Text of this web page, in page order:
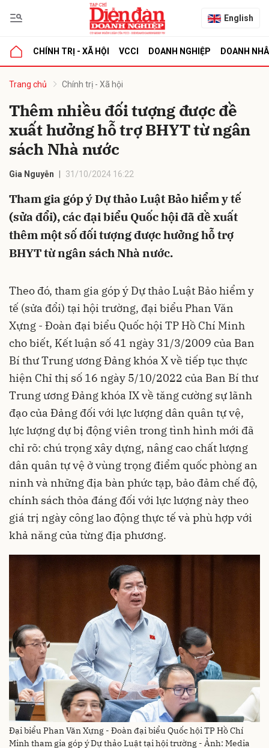
English
CHÍNH TRỊ - XÃ HỘI VCCI DOANH NGHIỆP DOANH
Trang chủ Chính trị - Xã hội
Thêm nhiều đối tượng được đề
xuất hưởng hỗ trợ BHYT từ ngân
sách Nhà nước
Gia Nguyễn 31/10/2024 16:22
Tham gia góp ý Dự thảo Luật Bảo hiểm y tế
(sửa đổi), các đại biểu Quốc hội đã đề xuất
thêm một số đối tượng được hưởng hỗ trợ
BHYT từ ngân sách Nhà nước.
Theo đó, tham gia góp ý Dự thảo Luật Bảo hiểm y
tế (sửa đổi) tại hội trường, đại biểu Phan Văn
Xựng - Đoàn đại biểu Quốc hội TP Hồ Chí Minh
cho biết, Kết luận số 41 ngày 31/3/2009 của Ban
Bí thư Trung ương Đảng khóa X về tiếp tục thực
hiện Chỉ thị số 16 ngày 5/10/2022 của Ban Bí thư
Trung ương Đảng khóa IX về tăng cường sự lãnh
đạo của Đảng đối với lực lượng dân quân tự vệ,
lực lượng dự bị động viên trong tình hình mới đã
chỉ rõ: chú trọng xây dựng, nâng cao chất lượng
dân quân tự vệ ở vùng trọng điểm quốc phòng an
ninh và những địa bàn phức tạp, bảo đảm chế độ,
chính sách thỏa đáng đối với lực lượng này theo
giá trị ngày công lao động thực tế và phù hợp với
khả năng của từng địa phương.
Đại biểu Phan Văn Xựng - Đoàn đại biểu Quốc hội TP Hồ Chí
Minh tham gia góp ý Dự thảo Luật tại hội trường - Ảnh: Media
luận
Hủy